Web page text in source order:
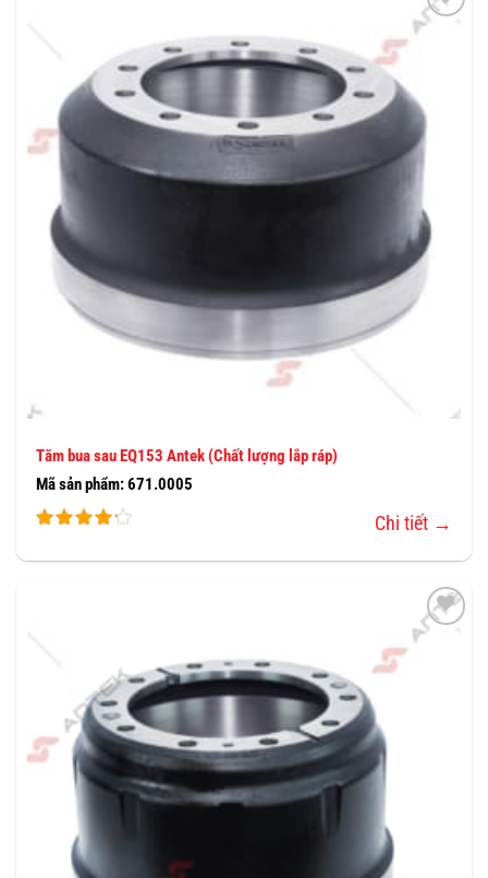
THÊM
THÍCH
Tăm bua sau EQ153 Antek (Chất lượng lắp ráp)
Mã sản phẩm: 671.0005
Chi tiết →
THÊM